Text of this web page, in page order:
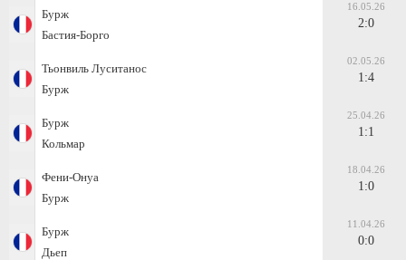
Бурж
Бастия-Борго
16.05.26
2:0
Тьонвиль Луситанос
Бурж
02.05.26
1:4
Бурж
Кольмар
25.04.26
1:1
Фени-Онуа
Бурж
18.04.26
1:0
Бурж
Дьеп
11.04.26
0:0